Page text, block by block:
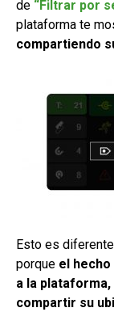
de “Filtrar por
plataforma te
compartiendo
Esto es
porque el hecho
a la
compartir su